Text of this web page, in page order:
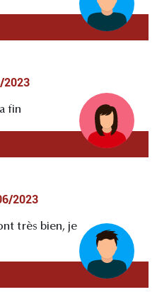
2023
fin
2023
très bien, je